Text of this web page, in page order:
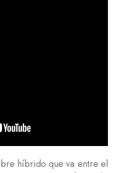
híbrido que va entre el